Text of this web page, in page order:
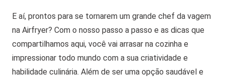
E aí, prontos para se tornarem um grande chef da vagem
na Airfryer? Com o nosso passo a passo e as dicas que
compartilhamos aqui, você vai arrasar na cozinha e
impressionar todo mundo com a sua criatividade e
habilidade culinária. Além de ser uma opção saudável e